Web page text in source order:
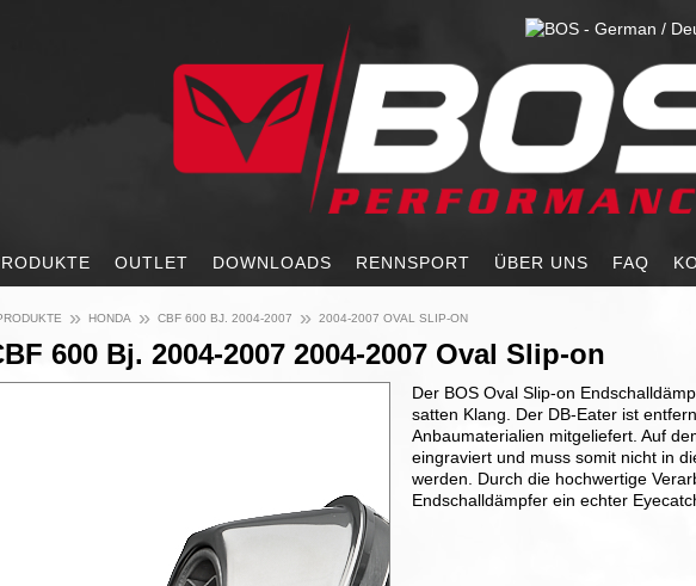
OUTLET DOWNLOADS RENNSPORT ÜBER UNS FAQ
» HONDA » CBF 600 BJ. 2004-2007 » 2004-2007 OVAL SLIP-ON
600 Bj. 2004-2007 2004-2007 Oval Slip-on
Der BOS Oval Slip-on
satten Klang. Der DB-Eater ist
Anbaumaterialien mitgeliefert. Auf
eingraviert und muss somit nicht in
werden. Durch die hochwertige
Endschalldämpfer ein echter